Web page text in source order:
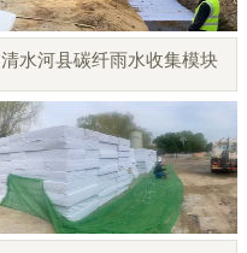
清水河县碳纤雨水收集模块